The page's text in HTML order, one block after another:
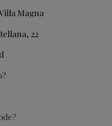
Magna
22